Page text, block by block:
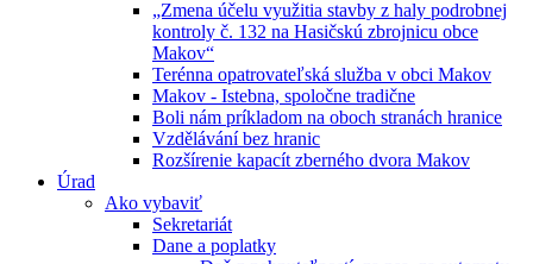
„Zmena účelu využitia stavby z haly podrobnej
kontroly č. 132 na Hasičskú zbrojnicu obce
Makov“
Terénna opatrovateľská služba v obci Makov
Makov - Istebna, spoločne tradične
Boli nám príkladom na oboch stranách hranice
Vzdělávání bez hranic
Rozšírenie kapacít zberného dvora Makov
Úrad
Ako vybaviť
Sekretariát
Dane a poplatky